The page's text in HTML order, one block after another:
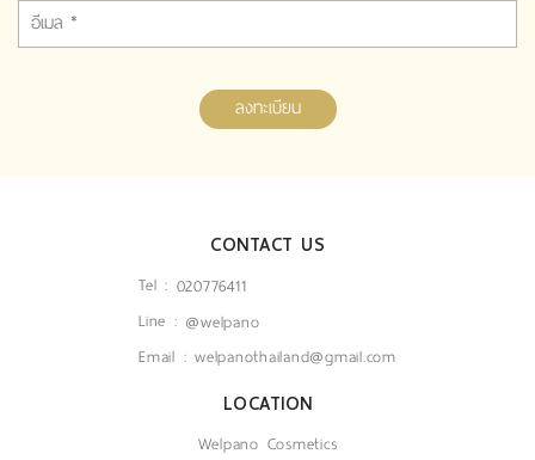
ลงทะเบียน
CONTACT US
Tel : 020776411
Line : @welpano
Email :welpanothailand@gmail.com
LOCATION
Welpano Cosmetics